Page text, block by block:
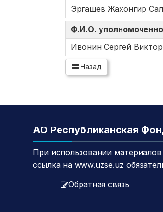
Эргашев Жахонгир
Ф.И.О.
Ивонин Сергей
Назад
АО Республиканская
При использовании
ссылка на www.uzse.uz
Обратная связь